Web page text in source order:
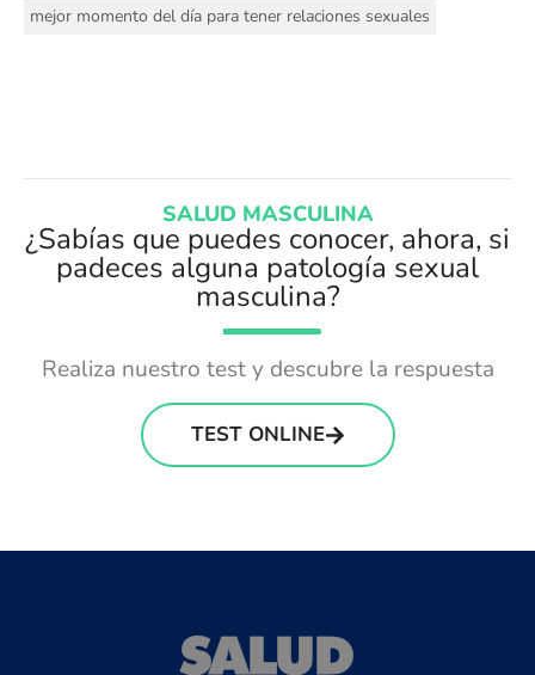
mejor momento del día para tener relaciones sexuales
SALUD MASCULINA
¿Sabías que puedes conocer, ahora, si
padeces alguna patología sexual
masculina?
Realiza nuestro test y descubre la respuesta
TEST ONLINE